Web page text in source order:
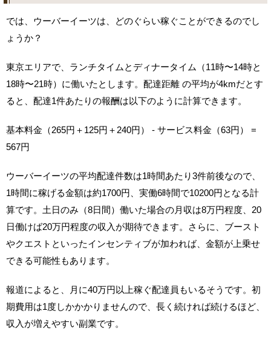
では、ウーバーイーツは、どのぐらい稼ぐことができるのでし
ょうか？
東京エリアで、ランチタイムとディナータイム（11時〜14時と
18時〜21時）に働いたとします。配達距離 の平均が4kmだとす
ると、配達1件あたりの報酬は以下のように計算できます。
基本料金（265円＋125円＋240円） - サービス料金（63円） =
567円
ウーバーイーツの平均配達件数は1時間あたり3件前後なので、
1時間に稼げる金額は約1700円、実働6時間で10200円となる計
算です。土日のみ（8日間）働いた場合の月収は8万円程度、20
日働けば20万円程度の収入が期待できます。さらに、ブースト
やクエストといったインセンティブが加われば、金額が上乗せ
できる可能性もあります。
報道によると、月に40万円以上稼ぐ配達員もいるそうです。初
期費用は1度しかかかりませんので、長く続ければ続けるほど、
収入が増えやすい副業です。